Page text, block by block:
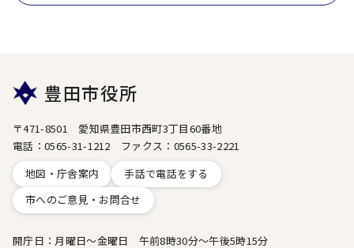
豊田市役所
〒471-8501 愛知県豊田市西町3丁目60番地
電話：0565-31-1212 ファクス：0565-33-2221
地図・庁舎案内
手話で電話をする
市へのご意見・お問合せ
開庁日：月曜日～金曜日 午前8時30分～午後5時15分